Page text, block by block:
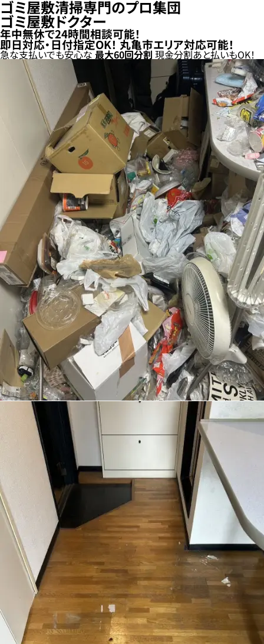
ゴミ屋敷清掃専門のプロ集団
ゴミ屋敷ドクター
年中無休で24時間相談可能！
即日対応・日付指定OK！ 丸亀市エリア対応可能！
急な支払いでも安心な最大60回分割 現金分割あと払いもOK！